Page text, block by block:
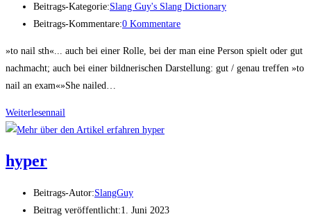
Beitrags-Kategorie:Slang Guy's Slang Dictionary
Beitrags-Kommentare:0 Kommentare
»to nail sth«... auch bei einer Rolle, bei der man eine Person spielt oder gut
nachmacht; auch bei einer bildnerischen Darstellung: gut / genau treffen »to
nail an exam«»She nailed…
Weiterlesennail
hyper
Beitrags-Autor:SlangGuy
Beitrag veröffentlicht:1. Juni 2023